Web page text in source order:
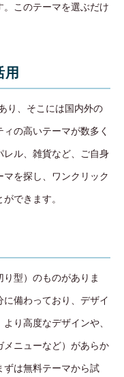
このテーマを選ぶだけ
り、そこには国内外の
の高いテーマが数多く
レル、雑貨など、ご自身
を探し、ワンクリック
できます。
型）のものがありま
備わっており、デザイ
り高度なデザインや、
ニューなど）があらか
ずは無料テーマから試